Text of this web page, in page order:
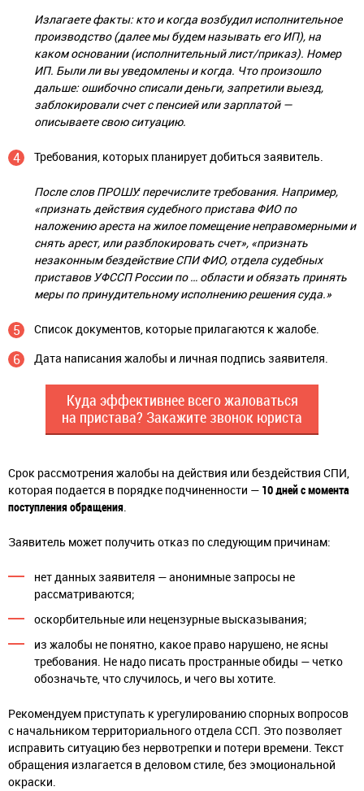
Излагаете факты: кто и когда возбудил исполнительное
производство (далее мы будем называть его ИП), на
каком основании (исполнительный лист/приказ). Номер
ИП. Были ли вы уведомлены и когда. Что произошло
дальше: ошибочно списали деньги, запретили выезд,
заблокировали счет с пенсией или зарплатой —
описываете свою ситуацию.
Требования, которых планирует добиться заявитель.
После слов ПРОШУ: перечислите требования. Например,
«признать действия судебного пристава ФИО по
наложению ареста на жилое помещение неправомерными и
снять арест, или разблокировать счет», «признать
незаконным бездействие СПИ ФИО, отдела судебных
приставов УФССП России по … области и обязать принять
меры по принудительному исполнению решения суда.»
Список документов, которые прилагаются к жалобе.
Дата написания жалобы и личная подпись заявителя.
Куда эффективнее всего жаловаться
на пристава? Закажите звонок юриста
Срок рассмотрения жалобы на действия или бездействия СПИ,
которая подается в порядке подчиненности — 10 дней с момента
поступления обращения.
Заявитель может получить отказ по следующим причинам:
нет данных заявителя — анонимные запросы не
рассматриваются;
оскорбительные или нецензурные высказывания;
из жалобы не понятно, какое право нарушено, не ясны
требования. Не надо писать пространные обиды — четко
обозначьте, что случилось, и чего вы хотите.
Рекомендуем приступать к урегулированию спорных вопросов
с начальником территориального отдела ССП. Это позволяет
исправить ситуацию без нервотрепки и потери времени. Текст
обращения излагается в деловом стиле, без эмоциональной
окраски.